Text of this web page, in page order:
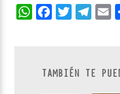
WhatsApp
TAMBIÉN TE